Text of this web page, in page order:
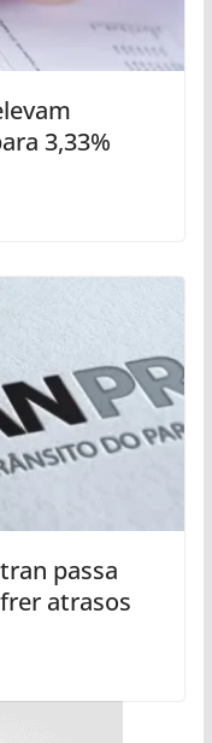
3,33%
passa
atrasos